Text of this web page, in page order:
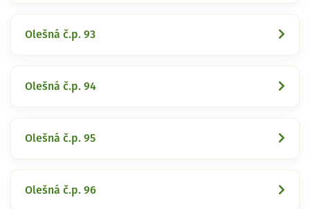
Olešná č.p. 93
Olešná č.p. 94
Olešná č.p. 95
Olešná č.p. 96